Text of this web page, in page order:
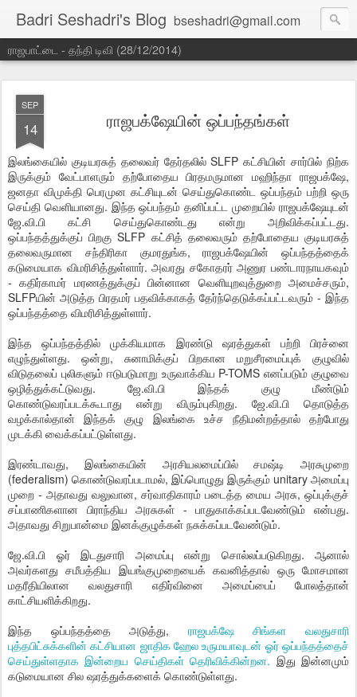
Badri Seshadri's Blog bseshadri@gmail.com
ராஜபாட்டை - தந்தி டிவி (28/12/2014)
SEP
14 ராஜபக்ஷேயின் ஒப்பந்தங்கள்
இலங்கையில் குடியரசுத் தலைவர் தேர்தலில் SLFP கட்சியின் சார்பில் நிற்க
இருக்கும் வேட்பாளரும் தற்போதைய பிரதமருமான மஹிந்தா ராஜபக்ஷே,
ஜனதா விமுக்தி பெரமுன கட்சியுடன் செய்துகொண்ட ஒப்பந்தம் பற்றி ஒரு
செய்தி வெளியானது. இந்த ஒப்பந்தம் தனிப்பட்ட முறையில் ராஜபக்ஷேயுடன்
ஜே.வி.பி கட்சி செய்துகொண்டது என்று அறிவிக்கப்பட்டது.
ஒப்பந்தத்துக்குப் பிறகு SLFP கட்சித் தலைவரும் தற்போதைய குடியரசுத்
தலைவருமான சந்திரிகா குமரதுங்க, ராஜபக்ஷேயின் ஒப்பந்தத்தைக்
கடுமையாக விமரிசித்துள்ளார். அவரது சகோதரர் அணுர பண்டாரநாயகவும்
- கதிர்காமர் மரணத்துக்குப் பின்னான வெளியுறவுத்துறை அமைச்சரும்,
SLFPயின் அடுத்த பிரதமர் பதவிக்காகத் தேர்ந்தெடுக்கப்பட்டவரும் - இந்த
ஒப்பந்தத்தை விமரிசித்துள்ளார்.
இந்த ஒப்பந்தத்தில் முக்கியமாக இரண்டு ஷரத்துகள் பற்றி பிரச்னை
எழுந்துள்ளது. ஒன்று, சுனாமிக்குப் பிறகான மறுசீரமைப்புக் குழுவில்
விடுதலைப் புலிகளும் ஈடுபடுமாறு உருவாக்கிய P-TOMS எனப்படும் குழுவை
ஒழித்துக்கட்டுவது. ஜே.வி.பி இந்தக் குழு மீண்டும்
கொண்டுவரப்படக்கூடாது என்று விரும்புகிறது. ஜே.வி.பி தொடுத்த
வழக்கால்தான் இந்தக் குழு இலங்கை உச்ச நீதிமன்றத்தால் தற்போது
முடக்கி வைக்கப்பட்டுள்ளது.
இரண்டாவது, இலங்கையின் அரசியலமைப்பில் சமஷ்டி அரசுமுறை
(federalism) கொண்டுவரப்படாமல், இப்பொழுது இருக்கும் unitary அமைப்பு
முறை - அதாவது வலுவான, சர்வாதிகாரம் படைத்த மைய அரசு, ஒப்புக்குச்
சப்பாணிகளான பிராந்திய அரசுகள் - பாதுகாக்கப்படவேண்டும் என்பது.
அதாவது சிறுபான்மை இனக்குழுக்கள் நசுக்கப்படவேண்டும்.
ஜே.வி.பி ஓர் இடதுசாரி அமைப்பு என்று சொல்லப்படுகிறது. ஆனால்
அவர்களது சமீபத்திய இயங்குமுறையைக் கவனித்தால் ஒரு மோசமான
மதரீதியிலான வலதுசாரி எதிர்வினை அமைப்பைப் போலத்தான்
காட்சியளிக்கிறது.
இந்த ஒப்பந்தத்தை அடுத்து, ராஜபக்ஷே சிங்கள வலதுசாரி
புத்தபிட்சுக்களின் கட்சியான ஜாதிக ஹேல உருமயாவுடன் ஓர் ஒப்பந்தத்தைச்
செய்துள்ளதாக இன்றைய செய்திகள் தெரிவிக்கின்றன. இது இன்னமும்
கடுமையான சில ஷரத்துக்களைக் கொண்டுள்ளது.